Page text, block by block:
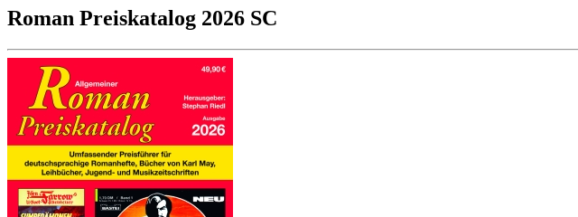
Roman Preiskatalog 2026 SC